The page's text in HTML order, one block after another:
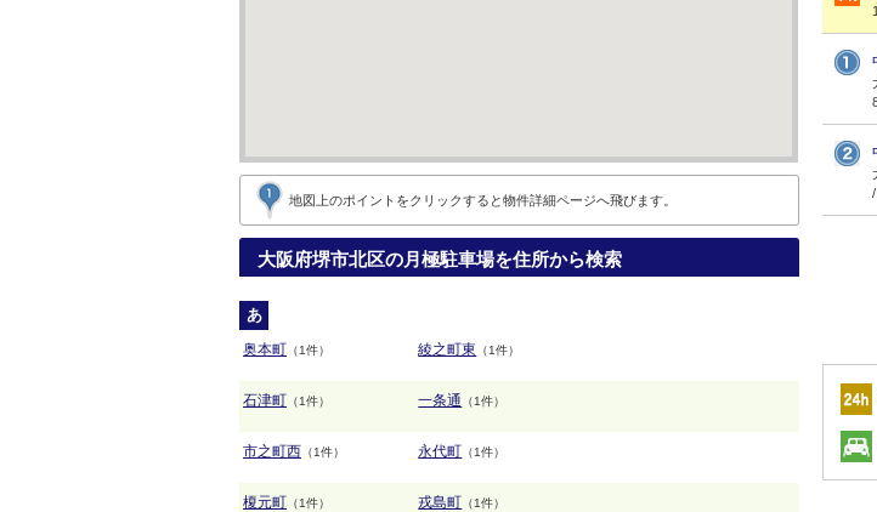
地図上のポイントをクリックすると物件詳細ページへ飛びます。
大阪府堺市北区の月極駐車場を住所から検索
あ
奥本町 （1件） 綾之町東 （1件）
石津町 （1件） 一条通 （1件）
市之町西 （1件） 永代町 （1件）
榎元町 （1件） 戎島町 （1件）